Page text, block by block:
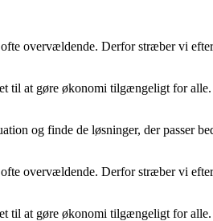
overvældende. Derfor stræber vi
til at gøre økonomi tilgængeligt for
og finde de løsninger, der passer
overvældende. Derfor stræber vi
til at gøre økonomi tilgængeligt for